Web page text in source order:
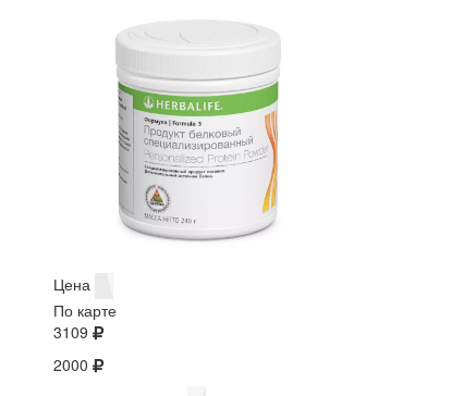
Цена
По карте
3109
2000